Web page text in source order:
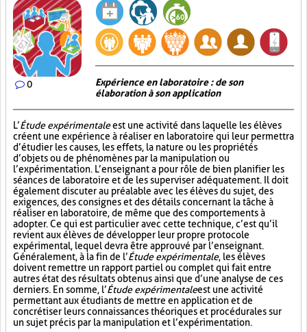
0
Expérience en laboratoire : de son
élaboration à son application
L’Étude expérimentaleest une activité dans laquelle les élèves
créent une expérience à réaliser en laboratoire qui leur permettra
d’étudier les causes, les effets, la nature ou les propriétés
d’objets ou de phénomènes par la manipulation ou
l’expérimentation. L’enseignant a pour rôle de bien planifier les
séances de laboratoire et de les superviser adéquatement. Il doit
également discuter au préalable avec les élèves du sujet, des
exigences, des consignes et des détails concernant la tâche à
réaliser en laboratoire, de même que des comportements à
adopter. Ce qui est particulier avec cette technique, c’est qu’il
revient aux élèves de développer leur propre protocole
expérimental, lequel devra être approuvé par l’enseignant.
Généralement, à la fin de l’Étude expérimentale, les élèves
doivent remettre un rapport partiel ou complet qui fait entre
autres état des résultats obtenus ainsi que d’une analyse de ces
derniers. En somme, l’Étude expérimentaleest une activité
permettant aux étudiants de mettre en application et de
concrétiser leurs connaissances théoriques et procédurales sur
un sujet précis par la manipulation et l’expérimentation.